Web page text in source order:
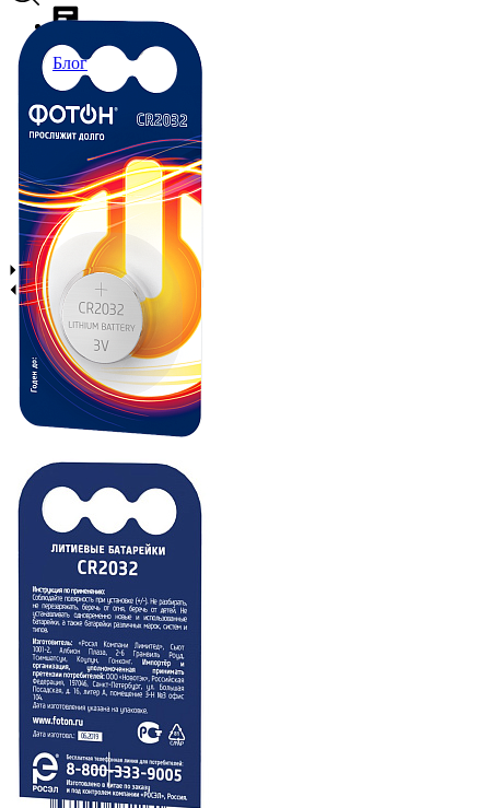
Блог
Помощь
Контакты